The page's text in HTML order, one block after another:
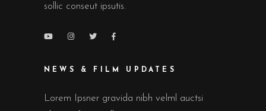
sollic conseut ipsutis.
NEWS & FILM UPDATES
Lorem Ipsner gravida nibh velml auctsi